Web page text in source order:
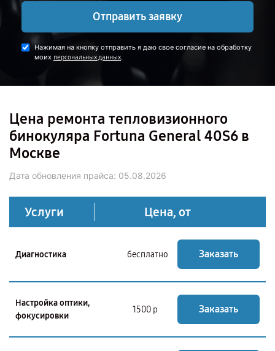
Отправить заявку
Нажимая на кнопку отправить я даю свое согласие на обработку
моих персональных данных.
Цена ремонта тепловизионного
бинокуляра Fortuna General 40S6 в
Москве
Дата обновления прайса: 05.08.2026
Услуги Цена, от
Диагностика бесплатно Заказать
Настройка оптики,
фокусировки
1500 р Заказать